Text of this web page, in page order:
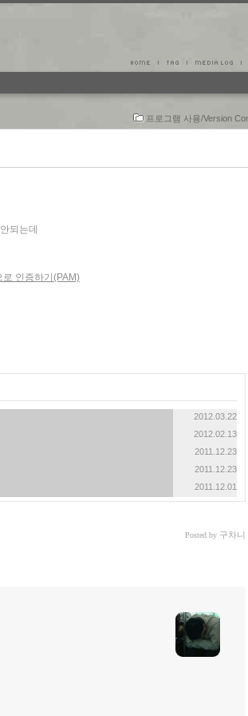
프로그램 사용/Version
되는데
인증하기(PAM)
2012.03.22
2012.02.13
2011.12.23
2011.12.23
2011.12.01
Posted by 구차니